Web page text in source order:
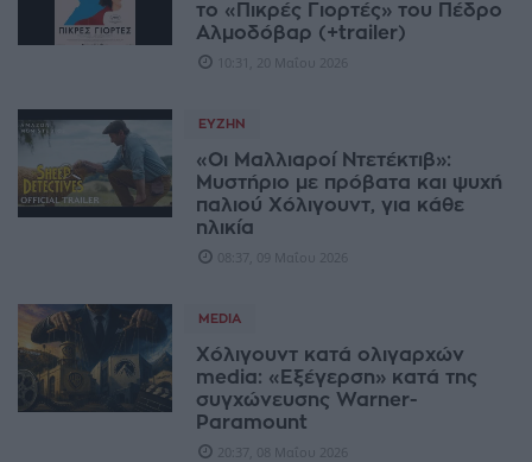
το «Πικρές Γιορτές» του Πέδρο
Αλμοδόβαρ (+trailer)
10:31, 20 Μαΐου 2026
ΕΥΖΗΝ
«Οι Μαλλιαροί Ντετέκτιβ»:
Μυστήριο με πρόβατα και ψυχή
παλιού Χόλιγουντ, για κάθε
ηλικία
08:37, 09 Μαΐου 2026
MEDIA
Χόλιγουντ κατά ολιγαρχών
media: «Eξέγερση» κατά της
συγχώνευσης Warner-
Paramount
20:37, 08 Μαΐου 2026